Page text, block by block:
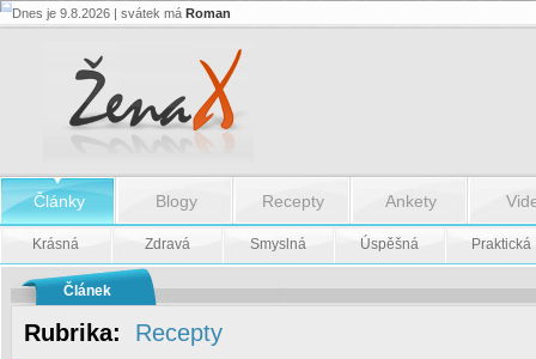
Recept:
špenátem
špenátem
Dnes je 9.8.2026 | svátek má Roman
Články Blogy Recepty Ankety
Krásná Zdravá Smyslná Úspěšná Praktická
Článek
Rubrika: Recepty